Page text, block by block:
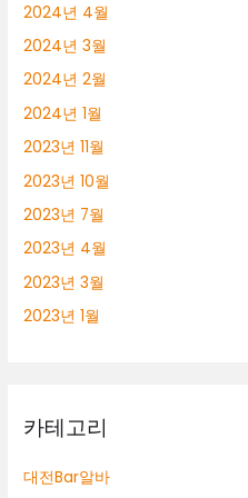
2024년 4월
2024년 3월
2024년 2월
2024년 1월
2023년 11월
2023년 10월
2023년 7월
2023년 4월
2023년 3월
2023년 1월
카테고리
대전Bar알바